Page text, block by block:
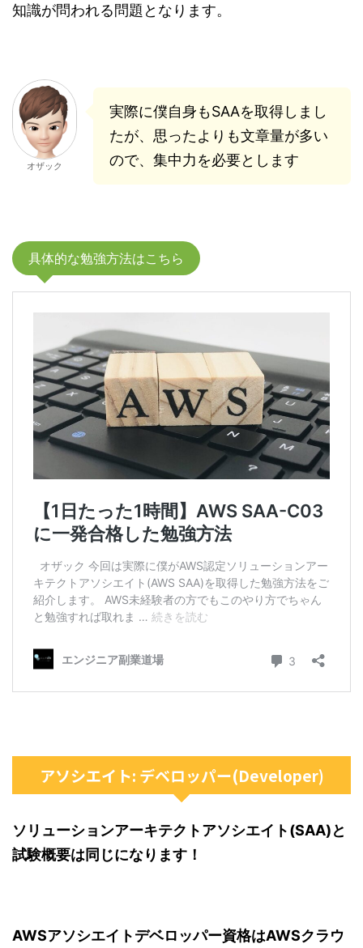
知識が問われる問題となります。
オザック
実際に僕自身もSAAを取得しまし
たが、思ったよりも文章量が多い
ので、集中力を必要とします
具体的な勉強方法はこちら
アソシエイト: デベロッパー(Developer)
ソリューションアーキテクトアソシエイト(SAA)と
試験概要は同じになります！
AWSアソシエイトデベロッパー資格はAWSクラウ